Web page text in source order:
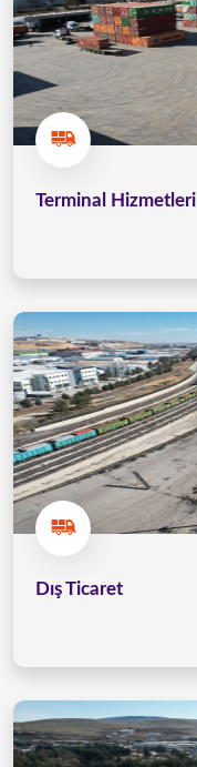
Terminal Hizmetleri
Dış Ticaret